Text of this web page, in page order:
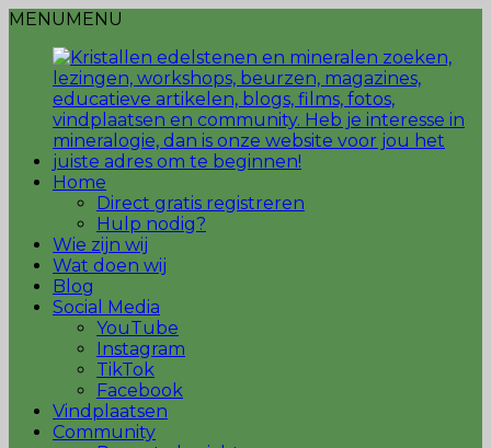
MENUMENU
Home
Direct gratis registreren
Hulp nodig?
Wie zijn wij
Wat doen wij
Blog
Social Media
YouTube
Instagram
TikTok
Facebook
Vindplaatsen
Community